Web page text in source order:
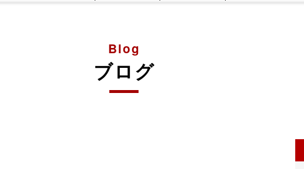
Blog
ブログ